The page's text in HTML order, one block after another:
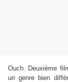
Ouch. Deuxième
un genre bien